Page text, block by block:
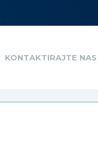
KONTAKTIRAJTE NAS